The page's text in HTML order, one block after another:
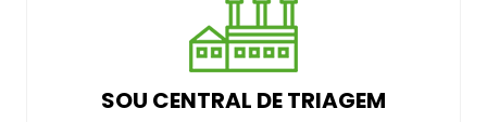
SOU CENTRAL DE TRIAGEM